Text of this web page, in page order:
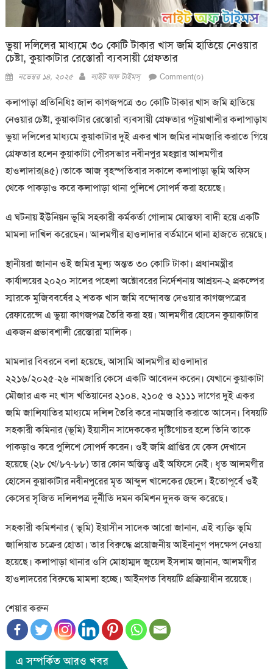
ভুয়া দলিলের মাধ্যমে ৩০ কোটি টাকার খাস জমি হাতিয়ে নেওয়ার
চেষ্টা, কুয়াকাটার রেস্তোরাঁ ব্যবসায়ী গ্রেফতার
Posted
নভেম্বর ১৪, ২০২৫ Author
লাইট অফ টাইমস্ Comment(০)
কলাপাড়া প্রতিনিধিঃ জাল কাগজপত্রে ৩০ কোটি টাকার খাস জমি হাতিয়ে
নেওয়ার চেষ্টা, কুয়াকাটার রেস্তোরাঁ ব্যবসায়ী গ্রেফতার পটুয়াখালীর কলাপাড়ায
ভুয়া দলিলের মাধ্যমে কুয়াকাটার দুই একর খাস জমির নামজারি করাতে গিয়ে
গ্রেফতার হলেন কুয়াকাটা পৌরসভার নবীনপুর মহল্লার আলমগীর
হাওলাদার(৪৫)।তাকে আজ বৃহস্পতিবার সকালে কলাপাড়া ভূমি অফিস
থেকে পাকড়াও করে কলাপাড়া থানা পুলিশে সোপর্দ করা হয়েছে।
এ ঘটনায় ইউনিয়ন ভূমি সহকারী কর্মকর্তা গোলাম মোস্তফা বাদী হয়ে একটি
মামলা দাখিল করেছেন। আলমগীর হাওলাদার বর্তমানে থানা হাজতে রয়েছে।
স্থানীয়রা জানান ওই জমির মূল্য অন্তত ৩০ কোটি টাকা। প্রধানমন্ত্রীর
কার্যালয়ের ২০২০ সালের পহেলা অক্টোবরের নির্দেশনায় আশ্রয়ন-২ প্রকল্পের
স্মারকে মুজিববর্ষের ২ শতক খাস জমি বন্দোবস্ত দেওয়ার কাগজপত্রের
রেফারেন্সে এ ভুয়া কাগজপত্র তৈরি করা হয়। আলমগীর হোসেন কুয়াকাটার
একজন প্রভাবশালী রেস্তোরা মালিক।
মামলার বিবরনে বলা হয়েছে, আসামি আলমগীর হাওলাদার
২২১৬/২০২৫-২৬ নামজারি কেসে একটি আবেদন করেন। যেখানে কুয়াকাটা
মৌজার এক নং খাস খতিয়ানের ২১০৪, ২১০৫ ও ২১১১ দাগের দুই একর
জমি জালিযাতির মাধ্যমে দলিল তৈরি করে নামজারি করাতে আসেন। বিষয়টি
সহকারী কমিনার (ভূমি) ইয়াসীন সাদেককের দৃষ্টিগোচর হলে তিনি তাকে
পাকড়াও করে পুলিশে সোপর্দ করেন। ওই জমি প্রাপ্তির যে কেস দেখানে
হয়েছে (২৮ খে/৮৭-৮৮) তার কোন অস্তিত্ব এই অফিসে নেই। ধৃত আলমগীর
হোসেন কুয়াকাটার নবীনপুরের মৃত আব্দুল খালেকের ছেলে। ইতোপূর্বে ওই
কেসের সৃজিত দলিলপত্র দুর্নীতি দমন কমিশন দুদক জব্দ করেছে।
সহকারী কমিশনার ( ভূমি) ইয়াসীন সাদেক আরো জানান, এই ব্যক্তি ভূমি
জালিয়াত চক্রের হোতা। তার বিরুদ্ধে প্রয়োজনীয় আইনানুগ পদক্ষেপ নেওয়া
হয়েছে। কলাপাড়া থানার ওসি মোহাম্মদ জুয়েল ইসলাম জানান, আলমগীর
হাওলাদরের বিরুদ্ধে মামলা হচ্ছে। আইনগত বিষয়টি প্রক্রিয়াধীন রয়েছে।
শেয়ার করুন
এ সম্পর্কিত আরও খবর